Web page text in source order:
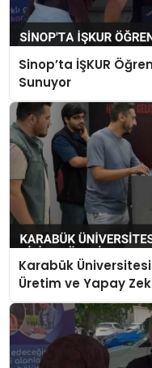
Sinop’ta İŞKUR
Sunuyor
Karabük
Üretim ve Yapay